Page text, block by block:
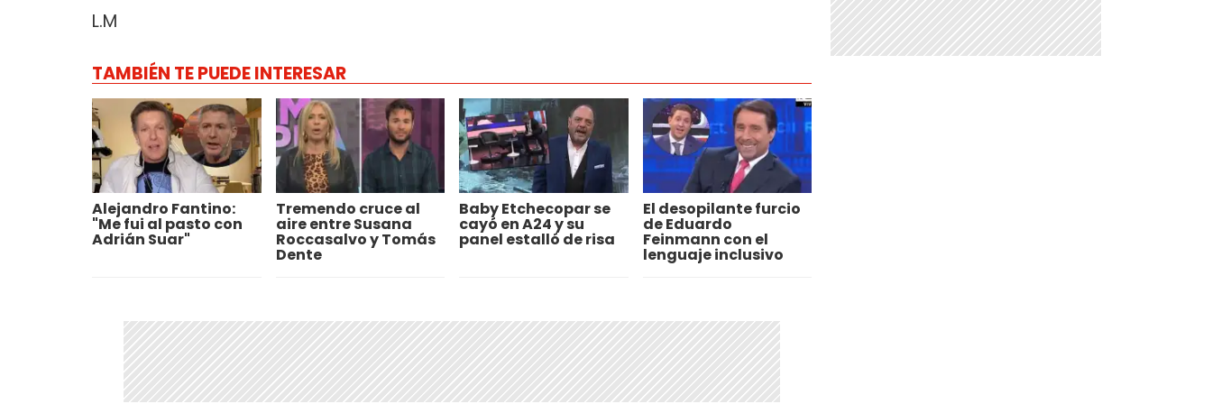
L.M
TAMBIÉN TE PUEDE INTERESAR
Alejandro Fantino:
"Me fui al pasto con
Adrián Suar"
Tremendo cruce al
aire entre Susana
Roccasalvo y Tomás
Dente
Baby Etchecopar se
cayó en A24 y su
panel estalló de risa
El desopilante furcio
de Eduardo
Feinmann con el
lenguaje inclusivo